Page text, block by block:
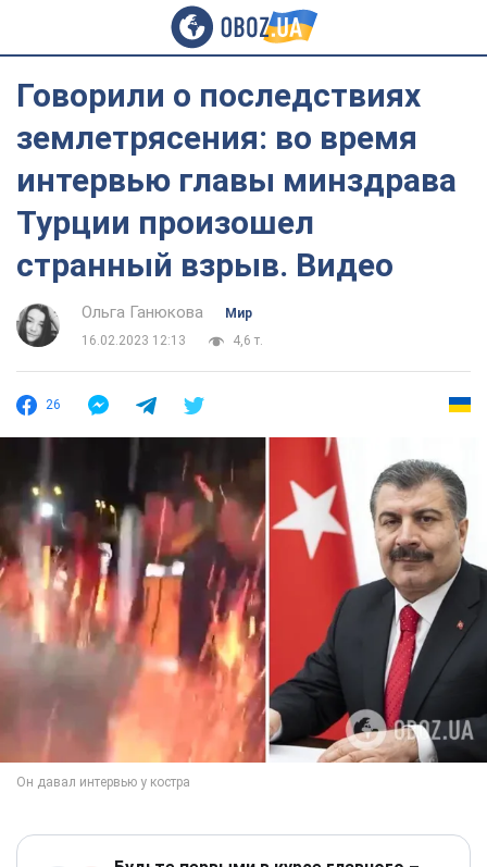
Говорили о последствиях
землетрясения: во время
интервью главы минздрава
Турции произошел
странный взрыв. Видео
Ольга Ганюкова
Мир
16.02.2023 12:13
4,6 т.
26